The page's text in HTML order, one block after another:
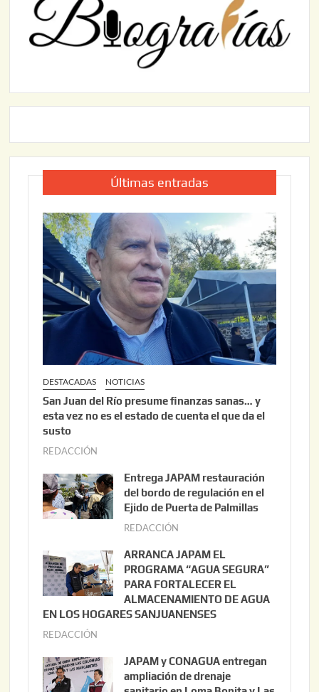
Últimas entradas
DESTACADAS NOTICIAS
San Juan del Río presume finanzas sanas… y
esta vez no es el estado de cuenta el que da el
susto
REDACCIÓN
o
s
t
3
,
2
0
Entrega JAPAM restauración
del bordo de regulación en el
Ejido de Puerta de Palmillas
REDACCIÓN
i
o
2
2
0
ARRANCA JAPAM EL
PROGRAMA “AGUA SEGURA”
PARA FORTALECER EL
ALMACENAMIENTO DE AGUA
EN LOS HOGARES SANJUANENSES
REDACCIÓN
l
i
JAPAM y CONAGUA entregan
ampliación de drenaje